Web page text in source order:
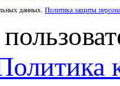
данных. Политика защиты